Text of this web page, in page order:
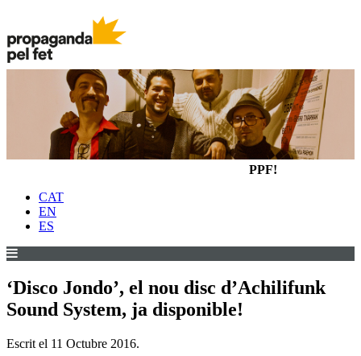
PPF!
CAT
EN
ES
‘Disco Jondo’, el nou disc d’Achilifunk
Sound System, ja disponible!
Escrit el 11 Octubre 2016.